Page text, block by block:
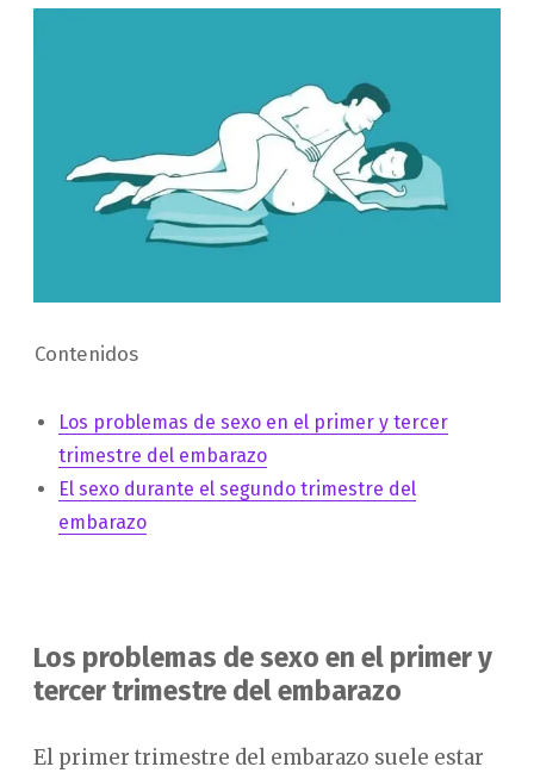
Contenidos
Los problemas de sexo en el primer y tercer
trimestre del embarazo
El sexo durante el segundo trimestre del
embarazo
Los problemas de sexo en el primer y
tercer trimestre del embarazo
El primer trimestre del embarazo suele estar